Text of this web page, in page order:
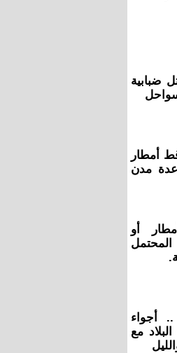
ضبابية
أمطار
مدن
أو
أجواء
مع